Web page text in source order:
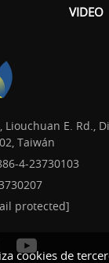
cookies de
VIDEO
Liouchuan E. Rd.,
Taiwán
4-23730103
protected]